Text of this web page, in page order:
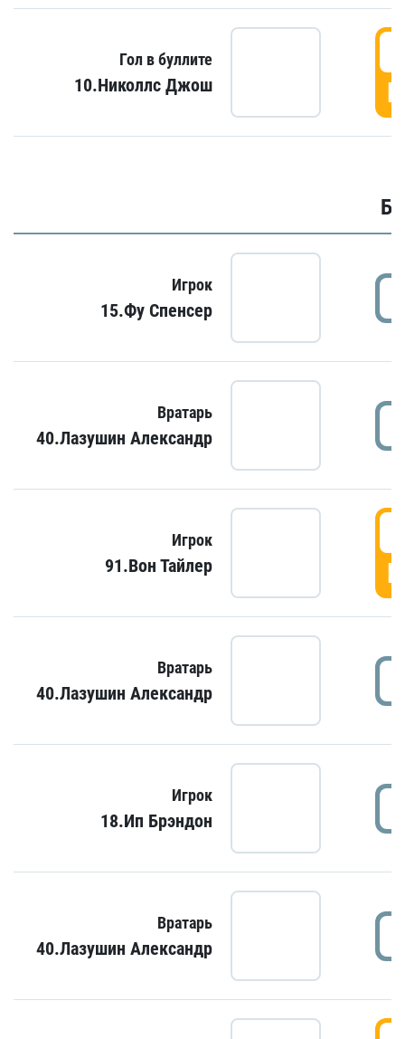
Гол в буллите
10.Николлс Джош
Игрок
15.Фу Спенсер
Вратарь
40.Лазушин Александр
Игрок
91.Вон Тайлер
Вратарь
40.Лазушин Александр
Игрок
18.Ип Брэндон
Вратарь
40.Лазушин Александр